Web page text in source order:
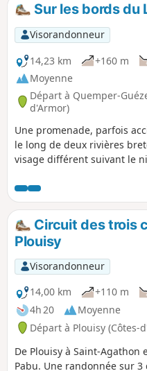
Sur les bords du
Visorandonneur
14,23 km
+160 m
Moyenne
Départ à Quemper-
d'Armor)
Une promenade, parfois
le long de deux rivières
visage différent suivant le
Circuit des trois
Plouisy
Visorandonneur
14,00 km
+110 m
4h 20
Moyenne
Départ à Plouisy (Côtes-
De Plouisy à Saint-Agathon
Pabu. Une randonnée sur 3